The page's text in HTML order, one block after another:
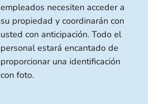
empleados necesiten acceder a
su propiedad y coordinarán con
usted con anticipación. Todo el
personal estará encantado de
proporcionar una identificación
con foto.